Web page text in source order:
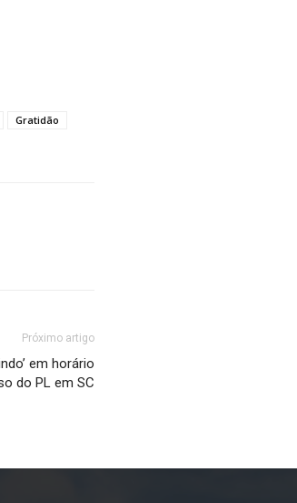
Gratidão
Próximo artigo
em horário
do PL em SC